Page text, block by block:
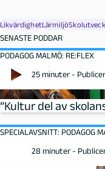
LikvärdighetLärmiljö
SENASTE PODDAR
PODAGOG MALMÖ: RE:FLEX
25 minuter -
”Kultur del av
SPECIALAVSNITT: PODAGOG
28 minuter -